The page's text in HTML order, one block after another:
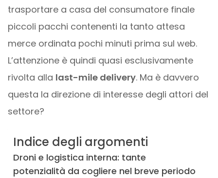
trasportare a casa del consumatore finale
piccoli pacchi contenenti la tanto attesa
merce ordinata pochi minuti prima sul web.
L’attenzione è quindi quasi esclusivamente
rivolta alla last-mile delivery. Ma è davvero
questa la direzione di interesse degli attori del
settore?
Indice degli argomenti
Droni e logistica interna: tante
potenzialità da cogliere nel breve periodo